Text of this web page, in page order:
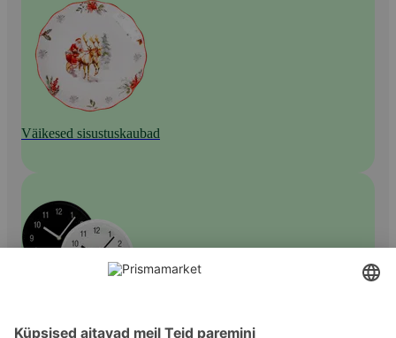
Väikesed sisustuskaubad
Kellad